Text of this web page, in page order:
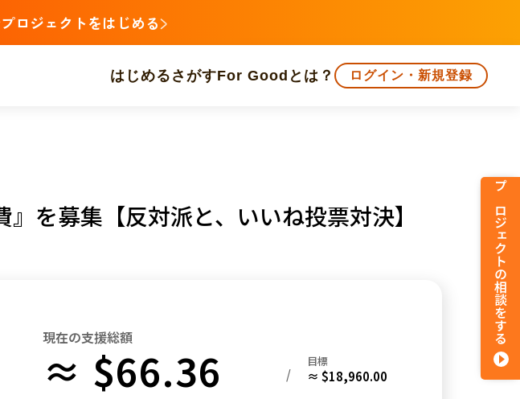
ロジェクトをはじめる
はじめる さがすFor Goodとは？ ログイン・新規登録
を募集【反対派と、いいね投票対決】
現在の支援総額
≈ $66.36 /
目標
≈ $18,960.00
プロジェクトの相談をする